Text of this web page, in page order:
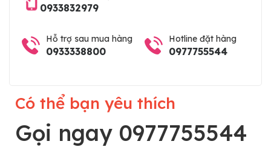
0933832979
Hỗ trợ sau mua hàng
0933338800
Hotline đặt hàng
0977755544
Có thể bạn yêu thích
Gọi ngay 0977755544